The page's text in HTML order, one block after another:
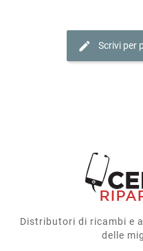
edit Scrivi per
Distributori di ricambi e
delle